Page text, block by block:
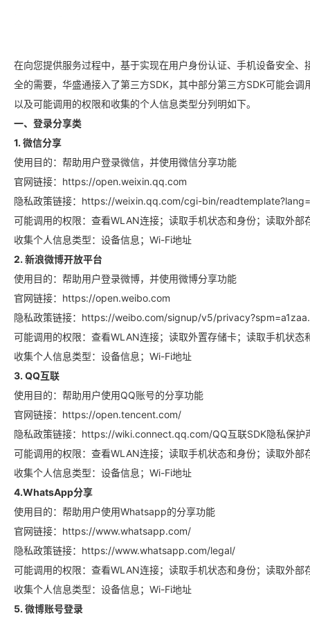
華盛APls
低時延極速交易系統
概述
AM 資產管理服務
ECM 股權資本市場服務
FICC 固定收益、外匯和大宗商品服務
WM 財富管理服務
關於我們
媒體報導
在向您提供服务过程中，基于实现在用户身份认证、手机设备安全
全的需要，华盛通接入了第三方SDK，其中部分第三方SDK可能会
以及可能调用的权限和收集的个人信息类型分列明如下。
一、登录分享类
1. 微信分享
使用目的：帮助用户登录微信，并使用微信分享功能
官网链接：https://open.weixin.qq.com
隐私政策链接：https://weixin.qq.com/cgi-bin/
可能调用的权限：查看WLAN连接；读取手机状态和身份；读取外部
收集个人信息类型：设备信息；Wi-Fi地址
2. 新浪微博开放平台
使用目的：帮助用户登录微博，并使用微博分享功能
官网链接：https://open.weibo.com
隐私政策链接：https://weibo.com/signup/v5/
可能调用的权限：查看WLAN连接；读取外置存储卡；读取手机状态
收集个人信息类型：设备信息；Wi-Fi地址
3. QQ互联
使用目的：帮助用户使用QQ账号的分享功能
官网链接：https://open.tencent.com/
隐私政策链接：https://wiki.connect.qq.com/QQ互联SDK隐私保护
可能调用的权限：查看WLAN连接；读取手机状态和身份；读取外部
收集个人信息类型：设备信息；Wi-Fi地址
4.WhatsApp分享
使用目的：帮助用户使用Whatsapp的分享功能
官网链接：https://www.whatsapp.com/
隐私政策链接：https://www.whatsapp.com/legal/
可能调用的权限：查看WLAN连接；读取手机状态和身份；读取外部
收集个人信息类型：设备信息；Wi-Fi地址
5. 微博账号登录